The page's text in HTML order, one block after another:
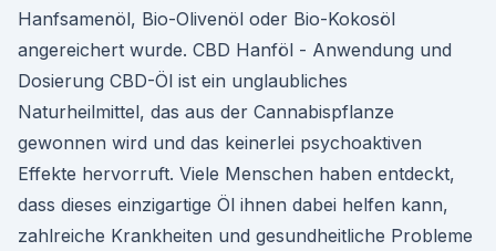
Hanfsamenöl, Bio-Olivenöl oder Bio-Kokosöl
angereichert wurde. CBD Hanföl - Anwendung und
Dosierung CBD-Öl ist ein unglaubliches
Naturheilmittel, das aus der Cannabispflanze
gewonnen wird und das keinerlei psychoaktiven
Effekte hervorruft. Viele Menschen haben entdeckt,
dass dieses einzigartige Öl ihnen dabei helfen kann,
zahlreiche Krankheiten und gesundheitliche Probleme